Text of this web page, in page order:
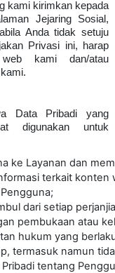
kami kirimkan kepada
Jejaring Sosial,
Anda tidak setuju
Privasi ini, harap
kami dan/atau
Data Pribadi yang
digunakan untuk
ke Layanan dan
terkait
dari setiap
pembukaan atau
hukum yang
termasuk namun
tentang